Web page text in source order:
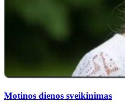
Motinos dienos sveikinimas